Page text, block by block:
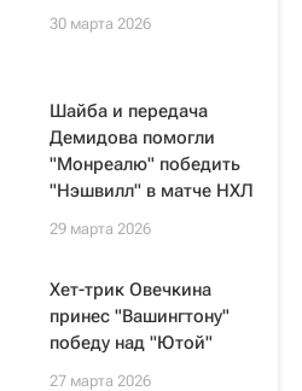
30 марта 2026
Шайба и передача
Демидова помогли
"Монреалю" победить
"Нэшвилл" в матче НХЛ
29 марта 2026
Хет-трик Овечкина
принес "Вашингтону"
победу над "Ютой"
27 марта 2026